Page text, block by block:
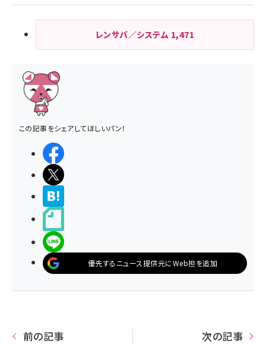
レンサバ／システム 1,471
この記事をシェアしてほしいパン！
優先するニュース提供元にWeb担を追加
前の記事 次の記事